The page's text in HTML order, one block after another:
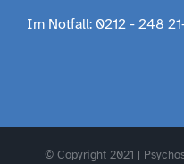
Im Notfall: 0212 - 248
© Copyright 2021 |